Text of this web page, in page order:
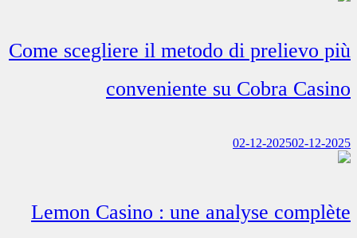
Come scegliere il metodo di prelievo più
conveniente su Cobra Casino
02-12-202502-12-2025
Lemon Casino : une analyse complète